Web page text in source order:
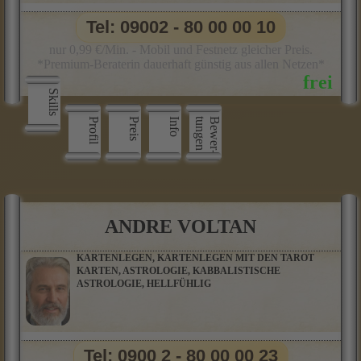
Skills
Profil
Preis Info B
e
w
e
r
­
t
u
n
g
e
n
Tel: 09002 - 80 00 00 10
ANDRE VOLTAN
KARTENLEGEN, KARTENLEGEN MIT DEN TAROT
KARTEN, ASTROLOGIE, KABBALISTISCHE
ASTROLOGIE, HELLFÜHLIG
Tel: 0900 2 - 80 00 00 23